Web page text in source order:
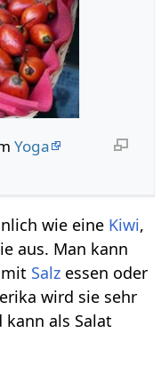
Yoga
wie eine Kiwi,
aus. Man kann
Salz essen oder
wird sie sehr
als Salat